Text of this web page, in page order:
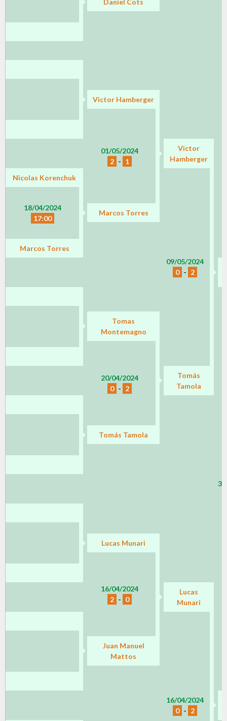
Daniel Cots
Victor Hamberger
01/05/2024
2 - 1
Victor
Hamberger
Nicolas Korenchuk
09/05/2024
0 - 2
18/04/2024
17:00
Marcos Torres
Marcos Torres
Tomas
Montemagno
20/04/2024
0 - 2
Tomás
Tamola
Tomás Tamola
Lucas Munari
16/04/2024
2 - 0
Lucas
Munari
16/04/2024
0 - 2
Juan Manuel
Mattos